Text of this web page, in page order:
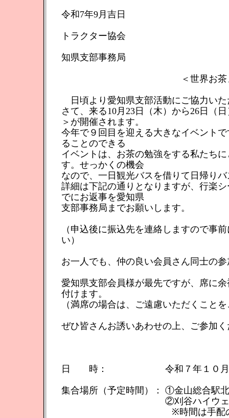
令和7年9月吉日
トラクター協会
知県支部事務局
＜世界お茶まつり２０
日頃より愛知県支部活動にご協力い
さて、来る10月23日（木）から26日（
＞が開催されます。
今年で９回目を迎える大きなイベント
ることのできる
イベントは、お茶の勉強をする私たち
す。せっかくの機会
なので、一日観光バスを借りて日帰り
詳細は下記の通りとなりますが、行楽
でにお返事を愛知県
支部事務局までお願いします。
（申込後に振込先を連絡しますので事
い）
お一人でも、仲の良い会員さん同士の
愛知県支部会員様が最先ですが、席に
付けます。
（満席の場合は、ご遠慮いただくこと
ぜひ皆さんお誘いあわせの上、ご参加
日 時： 令和７年１０月２
集合場所（予定時間）： ①金山総合駅
②刈谷ハイウェイオア
※時間は手配の都合変更